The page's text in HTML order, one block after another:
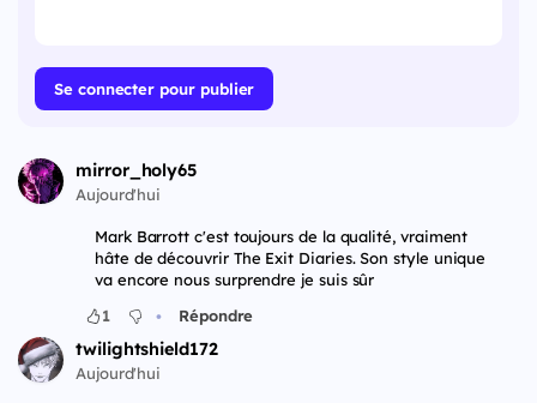
Se connecter pour publier
mirror_holy65
Aujourd'hui
Mark Barrott c'est toujours de la qualité, vraiment
hâte de découvrir The Exit Diaries. Son style unique
va encore nous surprendre je suis sûr
1
• Répondre
twilightshield172
Aujourd'hui